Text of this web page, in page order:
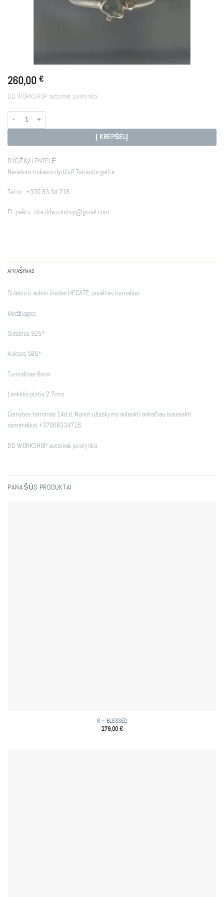
260,00 €
DD WORKSHOP autorinė juvelyrika.
produkto kiekis: HECATE
Į KREPŠELĮ
DYDŽIŲ LENTELĖ
Neradote tinkamo dydžio? Teirautis galite -
Tel nr.: +370 83 34 716
El. paštu: dite.ddworkshop@gmail.com
APRAŠYMAS
Sidabro ir aukso žiedas HECATE, puoštas turmalinu.
Medžiagos:
Sidabras 925*
Auksas 585*
Turmalinas 6mm.
Lankelio plotis 2.7mm.
Gamybos terminas 14d.d. Norint užsakymo sulaukti anksčiau susisiekti
asmeniškai +37068334716
DD WORKSHOP autorinė juvelyrika
PANAŠŪS PRODUKTAI
R – BLESSED
279,00€